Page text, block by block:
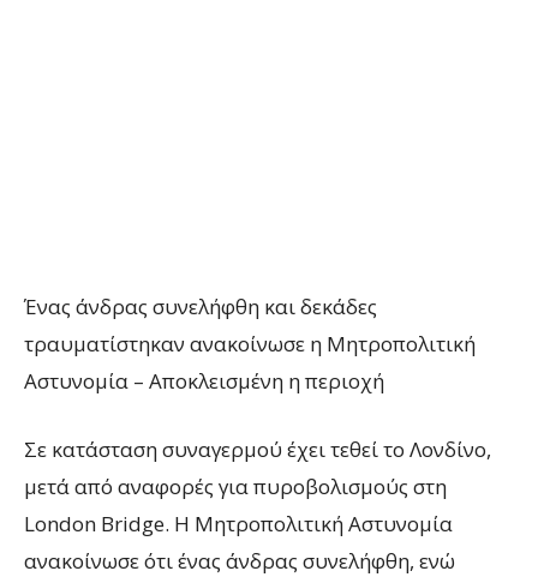
Ένας άνδρας συνελήφθη και δεκάδες
τραυματίστηκαν ανακοίνωσε η Μητροπολιτική
Αστυνομία – Αποκλεισμένη η περιοχή
Σε κατάσταση συναγερμού έχει τεθεί το Λονδίνο,
μετά από αναφορές για πυροβολισμούς στη
London Bridge. Η Μητροπολιτική Αστυνομία
ανακοίνωσε ότι ένας άνδρας συνελήφθη, ενώ